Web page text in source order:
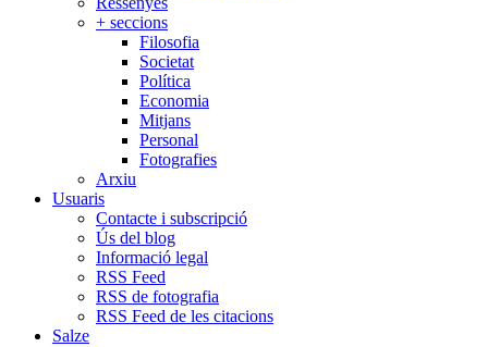
+ seccions
Filosofia
Societat
Política
Economia
Mitjans
Personal
Fotografies
Arxiu
Usuaris
Contacte i subscripció
Ús del blog
Informació legal
RSS Feed
RSS de fotografia
RSS Feed de les citacions
Salze